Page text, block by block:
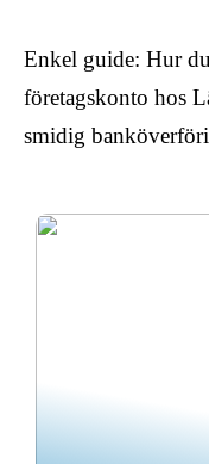
Enkel guide: Hur
företagskonto hos
smidig